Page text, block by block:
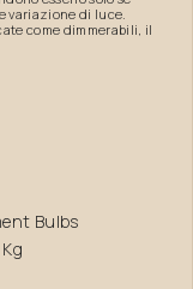
variazione di luce.
come dimmerabili, il
Bulbs